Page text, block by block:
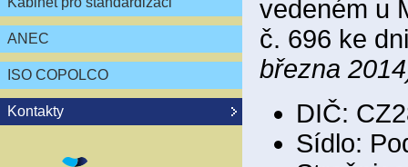
ANEC
ISO COPOLCO
Kontakty
vedeném u
č. 696 ke
března
DIČ:
Sídlo: